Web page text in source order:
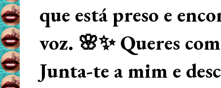
que está preso e
voz. 🌸✨ Queres
Junta-te a mim e